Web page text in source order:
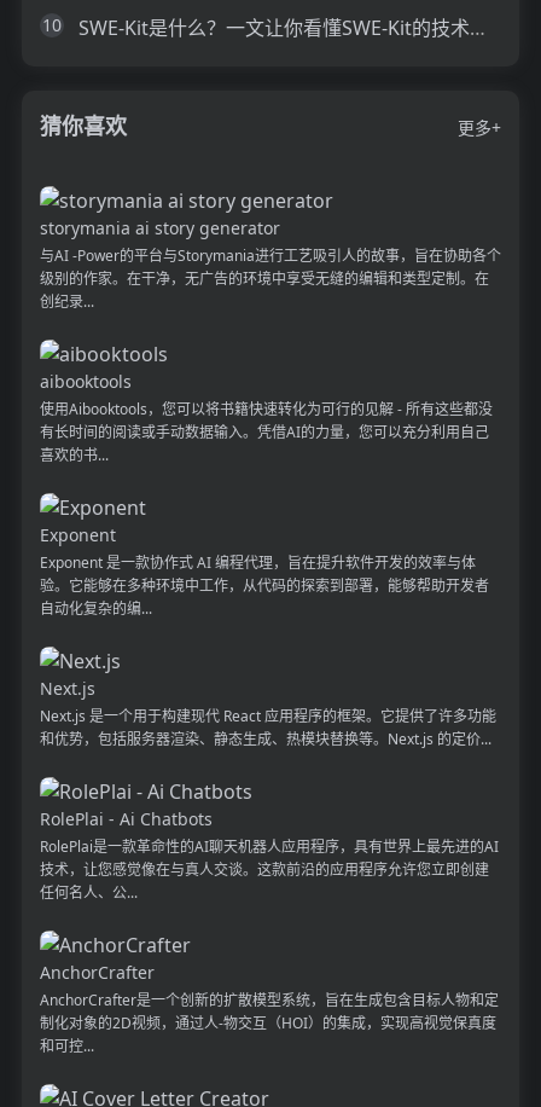
10 SWE-Kit是什么？一文让你看懂SWE-Kit的技术原理、主要功能、应用场景
猜你喜欢 更多+
storymania ai story generator
与AI -Power的平台与Storymania进行工艺吸引人的故事，旨在协助各个
级别的作家。在干净，无广告的环境中享受无缝的编辑和类型定制。在
创纪录...
aibooktools
使用Aibooktools，您可以将书籍快速转化为可行的见解 - 所有这些都没
有长时间的阅读或手动数据输入。凭借AI的力量，您可以充分利用自己
喜欢的书...
Exponent
Exponent 是一款协作式 AI 编程代理，旨在提升软件开发的效率与体
验。它能够在多种环境中工作，从代码的探索到部署，能够帮助开发者
自动化复杂的编...
Next.js
Next.js 是一个用于构建现代 React 应用程序的框架。它提供了许多功能
和优势，包括服务器渲染、静态生成、热模块替换等。Next.js 的定价...
RolePlai - Ai Chatbots
RolePlai是一款革命性的AI聊天机器人应用程序，具有世界上最先进的AI
技术，让您感觉像在与真人交谈。这款前沿的应用程序允许您立即创建
任何名人、公...
AnchorCrafter
AnchorCrafter是一个创新的扩散模型系统，旨在生成包含目标人物和定
制化对象的2D视频，通过人-物交互（HOI）的集成，实现高视觉保真度
和可控...